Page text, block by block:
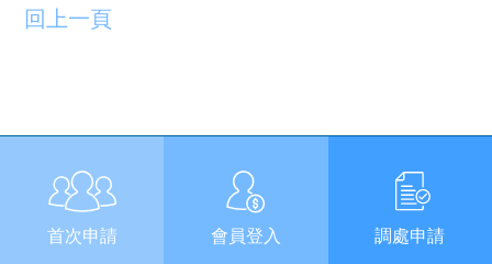
回上一頁
首次申請 會員登入 調處申請